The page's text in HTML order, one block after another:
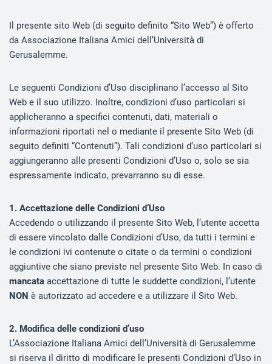
Il presente sito Web (di seguito definito “Sito Web”) è offerto
da Associazione Italiana Amici dell’Università di
Gerusalemme.
Le seguenti Condizioni d’Uso disciplinano l’accesso al Sito
Web e il suo utilizzo. Inoltre, condizioni d’uso particolari si
applicheranno a specifici contenuti, dati, materiali o
informazioni riportati nel o mediante il presente Sito Web (di
seguito definiti “Contenuti”). Tali condizioni d’uso particolari si
aggiungeranno alle presenti Condizioni d’Uso o, solo se sia
espressamente indicato, prevarranno su di esse.
1. Accettazione delle Condizioni d’Uso
Accedendo o utilizzando il presente Sito Web, l’utente accetta
di essere vincolato dalle Condizioni d’Uso, da tutti i termini e
le condizioni ivi contenute o citate o da termini o condizioni
aggiuntive che siano previste nel presente Sito Web. In caso di
mancata accettazione di tutte le suddette condizioni, l’utente
NON è autorizzato ad accedere e a utilizzare il Sito Web.
2. Modifica delle condizioni d’uso
L’Associazione Italiana Amici dell’Università di Gerusalemme
si riserva il diritto di modificare le presenti Condizioni d’Uso in